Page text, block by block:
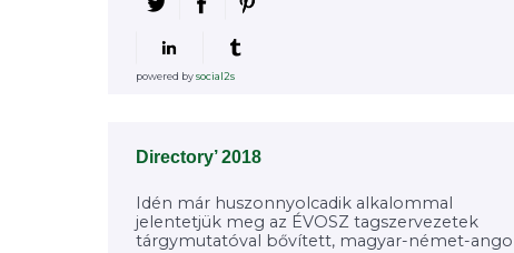
powered bysocial2s
Directory’ 2018
Idén már huszonnyolcadik alkalommal
jelentetjük meg az ÉVOSZ tagszervezetek
tárgymutatóval bővített, magyar-német-